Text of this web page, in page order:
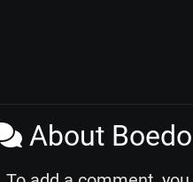
About